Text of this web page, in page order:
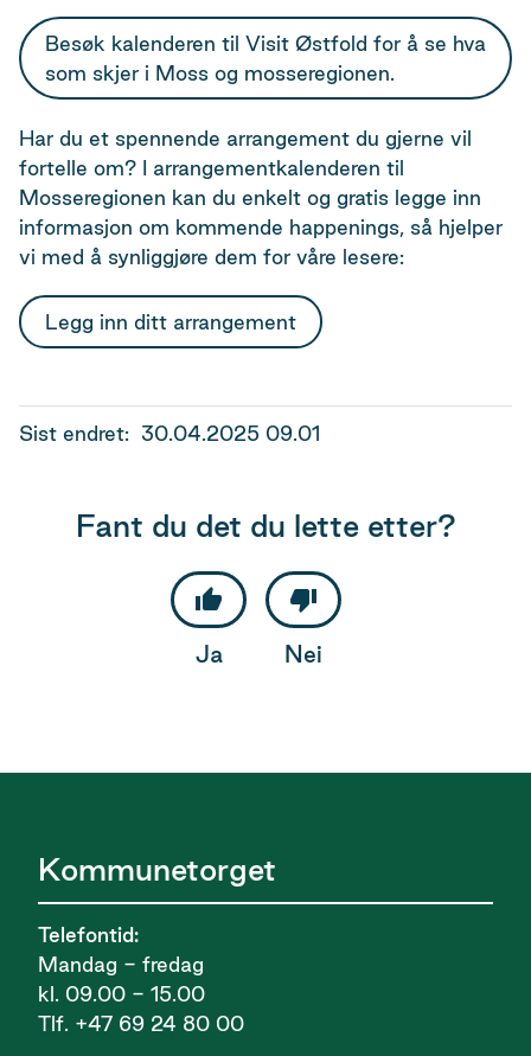
Besøk kalenderen til Visit Østfold for å se hva
som skjer i Moss og mosseregionen.
Har du et spennende arrangement du gjerne vil
fortelle om? I arrangementkalenderen til
Mosseregionen kan du enkelt og gratis legge inn
informasjon om kommende happenings, så hjelper
vi med å synliggjøre dem for våre lesere:
Legg inn ditt arrangement
Sist endret 30.04.2025 09.01
Fant du det du lette etter?
Ja Nei
Kommunetorget
Telefontid:
Mandag - fredag
kl. 09.00 - 15.00
Tlf. +47 69 24 80 00